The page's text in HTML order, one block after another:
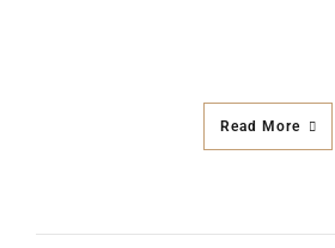
Read More